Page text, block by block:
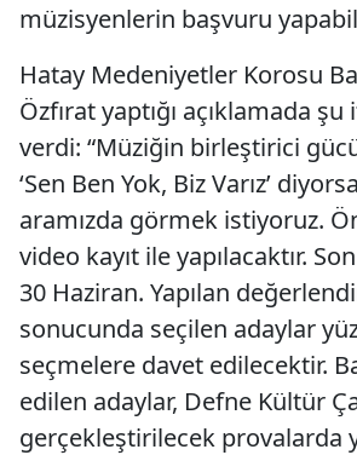
müzisyenlerin başvuru
Hatay Medeniyetler Korosu
Özfırat yaptığı açıklamada
verdi: “Müziğin birleştirici
‘Sen Ben Yok, Biz Varız’
aramızda görmek istiyoruz.
video kayıt ile yapılacaktır.
30 Haziran. Yapılan
sonucunda seçilen adaylar
seçmelere davet edilecektir.
edilen adaylar, Defne Kültür
gerçekleştirilecek provalarda